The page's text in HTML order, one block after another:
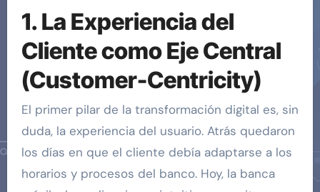
1. La Experiencia del
Cliente como Eje Central
(Customer-Centricity)
El primer pilar de la transformación digital es, sin
duda, la experiencia del usuario. Atrás quedaron
los días en que el cliente debía adaptarse a los
horarios y procesos del banco. Hoy, la banca